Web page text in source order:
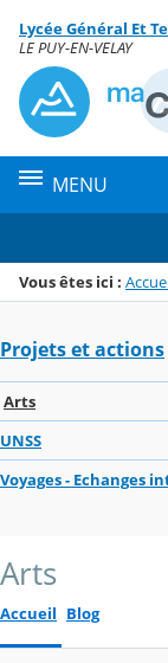
Menu de la
Contenu
Lycée Général Et
LE PUY-EN-VELAY
MENU
Vous êtes ici :
Projets et actions
Arts
UNSS
Voyages - Echanges
Arts
Accueil Blog